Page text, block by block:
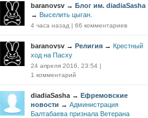
baranovsv → Блог им. diadiaSasha
→ Выселить цыган.
4 часа назад | 66 комментариев
baranovsv → Религия → Крестный
ход на Пасху
24 апреля 2016, 23:54 |
1 комментарий
diadiaSasha → Ефремовские
новости → Администрация
Балтабаева признала Ветерана